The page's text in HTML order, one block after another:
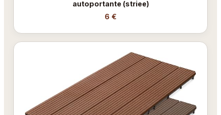
autoportante (striee)
6 €